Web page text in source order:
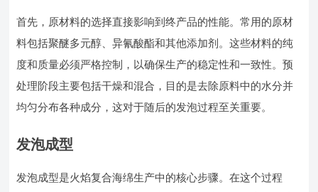
首先，原材料的选择直接影响到终产品的性能。常用的原材
料包括聚醚多元醇、异氰酸酯和其他添加剂。这些材料的纯
度和质量必须严格控制，以确保生产的稳定性和一致性。预
处理阶段主要包括干燥和混合，目的是去除原料中的水分并
均匀分布各种成分，这对于随后的发泡过程至关重要。
发泡成型
发泡成型是火焰复合海绵生产中的核心步骤。在这个过程